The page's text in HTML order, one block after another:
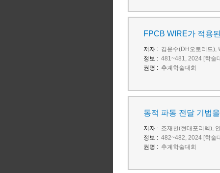
FPCB WIRE가 적용
저자 : 김윤수(DH오토리드),
정보 : 481~481, 2024 [학술
권명 : 추계학술대회
동적 파동 전달 기법
저자 : 조재천(현대포리텍),
정보 : 482~482, 2024 [학술
권명 : 추계학술대회